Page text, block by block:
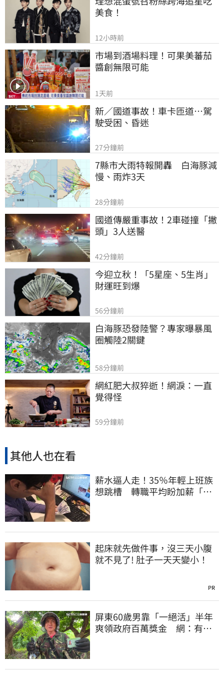
美食！
12小時前
市場到酒場料理！可果美蕃茄
醬創無限可能
1天前
新／國道事故！車卡匝道…駕
駛受困、昏迷
27分鐘前
7縣市大雨特報開轟　白海豚減
慢、雨炸3天
28分鐘前
國道傳嚴重事故！2車碰撞「撇
頭」3人送醫
42分鐘前
今迎立秋！「5星座、5生肖」
財運旺到爆
56分鐘前
白海豚恐發陸警？專家曝暴風
圈觸陸2關鍵
58分鐘前
網紅肥大叔猝逝！網淚：一直
覺得怪
59分鐘前
其他人也在看
薪水逼人走！35％年輕上班族
想跳槽 轉職平均盼加薪「破
起床就先做件事，沒三天小腹
就不見了! 肚子一天天變小！
PR
屏東60歲男靠「一絕活」半年
爽領政府百萬獎金 網：有人